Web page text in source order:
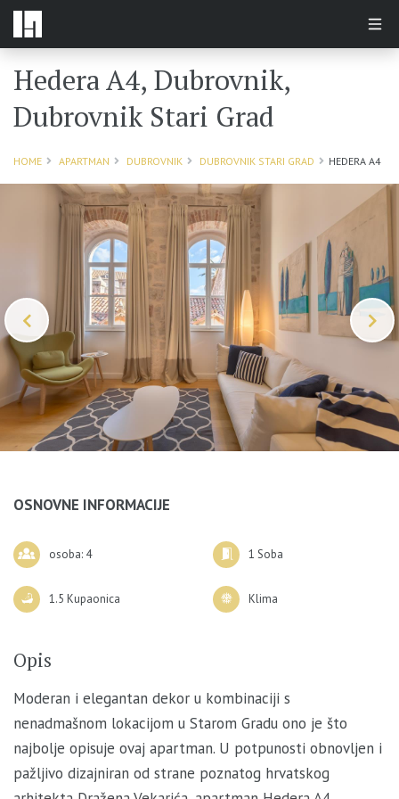
Hedera A4, Dubrovnik,
Dubrovnik Stari Grad
HOME APARTMAN DUBROVNIK DUBROVNIK STARI GRAD HEDERA A4
OSNOVNE INFORMACIJE
osoba: 4 1 Soba
1.5 Kupaonica Klima
Opis
Moderan i elegantan dekor u kombinaciji s
nenadmašnom lokacijom u Starom Gradu ono je što
najbolje opisuje ovaj apartman. U potpunosti obnovljen i
pažljivo dizajniran od strane poznatog hrvatskog